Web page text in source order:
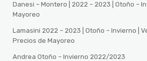
Danesi – Montero | 2022 – 2023 | Otoño –
Mayoreo
Lamasini 2022 – 2023 | Otoño – Invierno |
Precios de Mayoreo
Andrea Otoño – Invierno 2022/2023